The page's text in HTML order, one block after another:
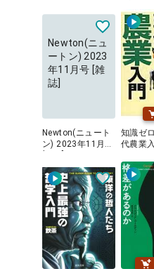
Newton(ニュ
ートン) 2023
年11月号 [雑
誌]
Newton(ニュート
ン) 2023年11月号
知識ゼ
代農業